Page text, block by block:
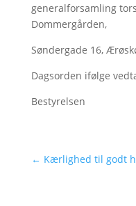
generalforsamling
Dommergården,
Søndergade 16,
Dagsorden ifølge
Bestyrelsen
← Kærlighed til godt